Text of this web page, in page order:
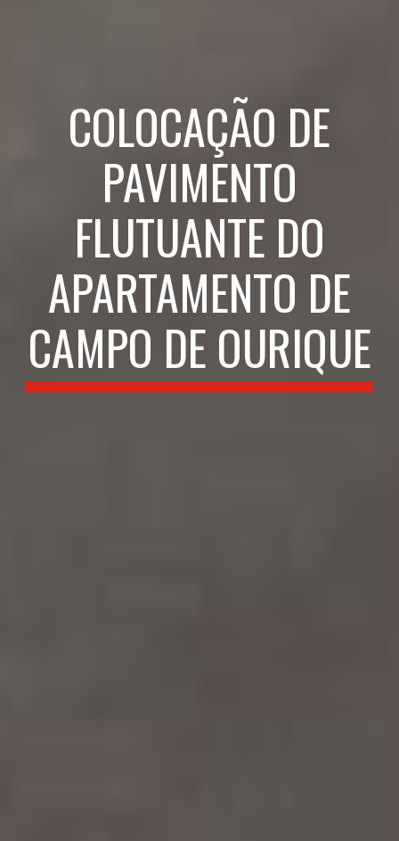
COLOCAÇÃO DE
PAVIMENTO
FLUTUANTE DO
APARTAMENTO DE
CAMPO DE OURIQUE